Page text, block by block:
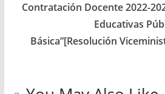
Contratación Docente 2022-
Educativas
Básica”[Resolución